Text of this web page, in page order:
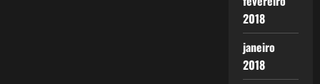
2018
janeiro
2018